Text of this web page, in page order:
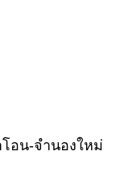
อน-จำนองใหม่